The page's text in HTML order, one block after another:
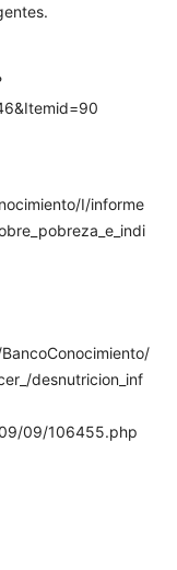
I/informe
desnutricion_inf
09/106455.php